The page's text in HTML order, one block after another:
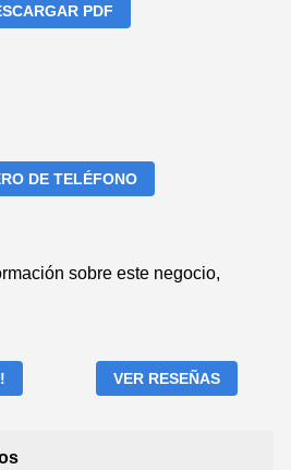
PDF
DE TELÉFONO
sobre este negocio,
VER RESEÑAS